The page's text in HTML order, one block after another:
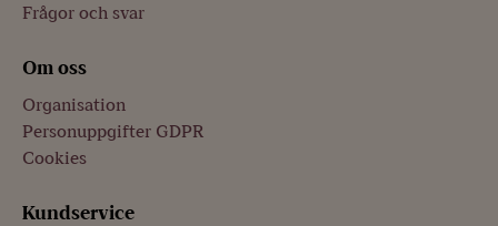
Helt grundbelopp (kr)
Halvt grundbelopp (kr)
54 år eller yngre
Frågor och svar
Om oss
Organisation
Personuppgifter GDPR
Cookies
Kundservice